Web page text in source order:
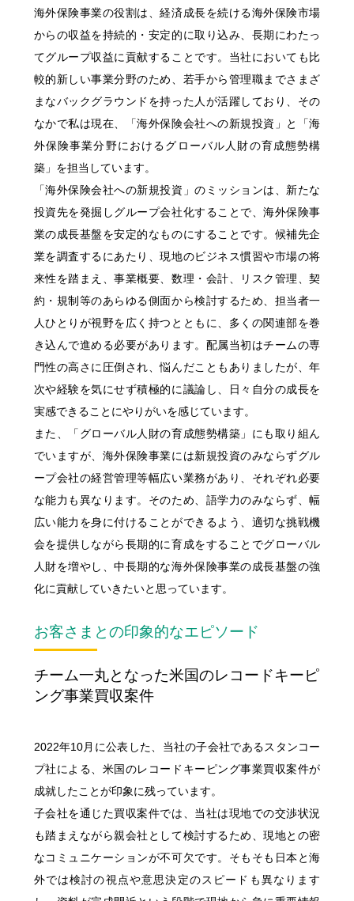
11の働くフィールド
多様な人財が活躍する会社
明治安田ブランドサイト
明治安田公式ホームページ
明治安田公式ホームページ
明治安田公式ホームページ
採用担当者メッセージ
海外保険事業の役割は、経済成長を続ける海外保険市場
からの収益を持続的・安定的に取り込み、長期にわたっ
てグループ収益に貢献することです。当社においても比
較的新しい事業分野のため、若手から管理職までさまざ
まなバックグラウンドを持った人が活躍しており、その
なかで私は現在、「海外保険会社への新規投資」と「海
外保険事業分野におけるグローバル人財の育成態勢構
築」を担当しています。
「海外保険会社への新規投資」のミッションは、新たな
投資先を発掘しグループ会社化することで、海外保険事
業の成長基盤を安定的なものにすることです。候補先企
業を調査するにあたり、現地のビジネス慣習や市場の将
来性を踏まえ、事業概要、数理・会計、リスク管理、契
約・規制等のあらゆる側面から検討するため、担当者一
人ひとりが視野を広く持つとともに、多くの関連部を巻
き込んで進める必要があります。配属当初はチームの専
門性の高さに圧倒され、悩んだこともありましたが、年
次や経験を気にせず積極的に議論し、日々自分の成長を
実感できることにやりがいを感じています。
また、「グローバル人財の育成態勢構築」にも取り組ん
でいますが、海外保険事業には新規投資のみならずグル
ープ会社の経営管理等幅広い業務があり、それぞれ必要
な能力も異なります。そのため、語学力のみならず、幅
広い能力を身に付けることができるよう、適切な挑戦機
会を提供しながら長期的に育成をすることでグローバル
人財を増やし、中長期的な海外保険事業の成長基盤の強
化に貢献していきたいと思っています。
お客さまとの印象的なエピソード
チーム一丸となった米国のレコードキーピ
ング事業買収案件
2022年10月に公表した、当社の子会社であるスタンコー
プ社による、米国のレコードキーピング事業買収案件が
成就したことが印象に残っています。
子会社を通じた買収案件では、当社は現地での交渉状況
も踏まえながら親会社として検討するため、現地との密
なコミュニケーションが不可欠です。そもそも日本と海
外では検討の視点や意思決定のスピードも異なります